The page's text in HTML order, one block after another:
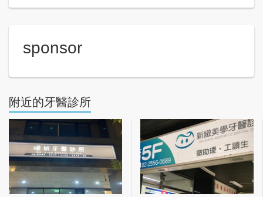
sponsor
附近的牙醫診所